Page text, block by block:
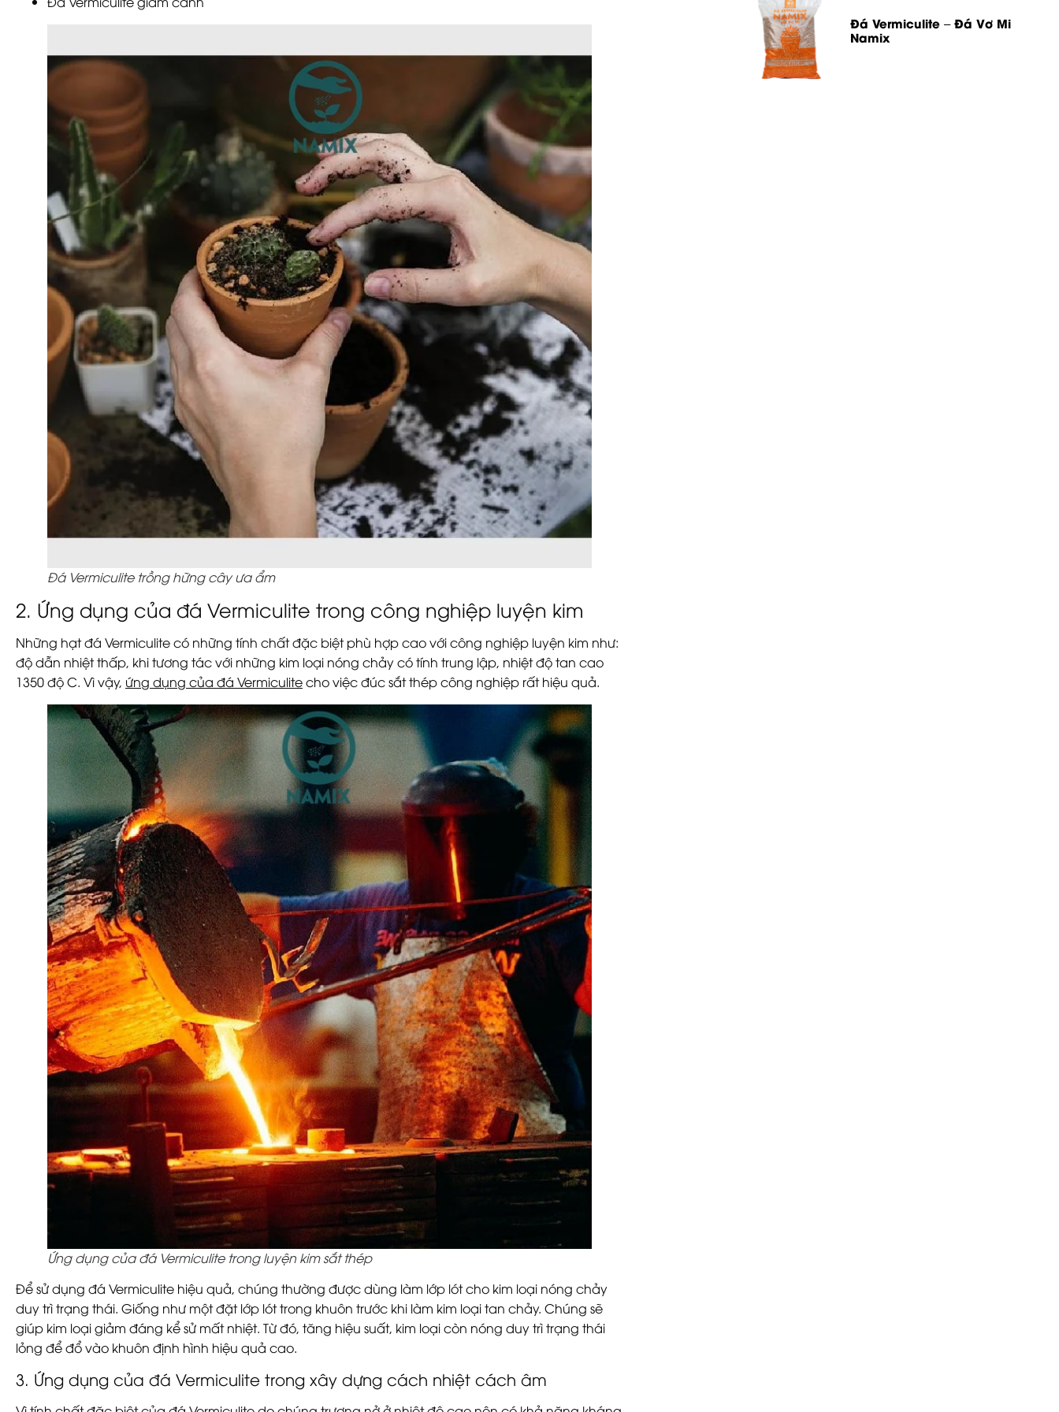
Đá Vermiculite trồng hững cây ưa ẩm
2. Ứng dụng của đá Vermiculite trong công nghiệp luyện kim
Những hạt đá Vermiculite có những tính chất đặc biệt phù hợp cao với công nghiệp luyện kim như:
độ dẫn nhiệt thấp, khi tương tác với những kim loại nóng chảy có tính trung lập, nhiệt độ tan cao
1350 độ C. Vì vậy, ứng dụng của đá Vermiculitecho việc đúc sắt thép công nghiệp rất hiệu quả.
Ứng dụng của đá Vermiculite trong luyện kim sắt thép
Để sử dụng đá Vermiculite hiệu quả, chúng thường được dùng làm lớp lót cho kim loại nóng chảy
duy trì trạng thái. Giống như một đặt lớp lót trong khuôn trước khi làm kim loại tan chảy. Chúng sẽ
giúp kim loại giảm đáng kể sử mất nhiệt. Từ đó, tăng hiệu suất, kim loại còn nóng duy trì trạng thái
lỏng để đổ vào khuôn định hình hiệu quả cao.
3. Ứng dụng của đá Vermiculite trong xây dựng cách nhiệt cách âm
Đá Vermiculite – Đá Vơ Mi
Namix